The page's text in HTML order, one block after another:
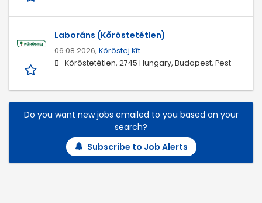
Laboráns (Kőröstetétlen)
06.08.2026, Kőröstej Kft.
Kőröstetétlen, 2745 Hungary, Budapest, Pest
Do you want new jobs emailed to you based on your
search?
Subscribe to Job Alerts